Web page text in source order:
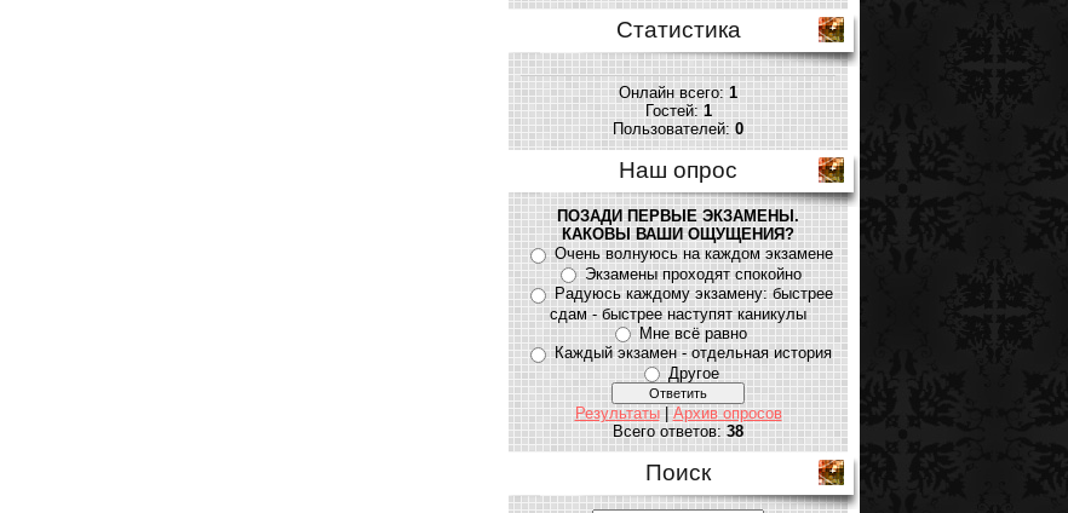
Статистика
Онлайн всего:1
Гостей:1
Пользователей:0
Наш опрос
ПОЗАДИ ПЕРВЫЕ ЭКЗАМЕНЫ.
КАКОВЫ ВАШИ ОЩУЩЕНИЯ?
Очень волнуюсь на каждом экзамене
Экзамены проходят спокойно
Радуюсь каждому экзамену: быстрее
сдам - быстрее наступят каникулы
Мне всё равно
Каждый экзамен - отдельная история
Другое
Результаты|Архив опросов
Всего ответов:38
Поиск